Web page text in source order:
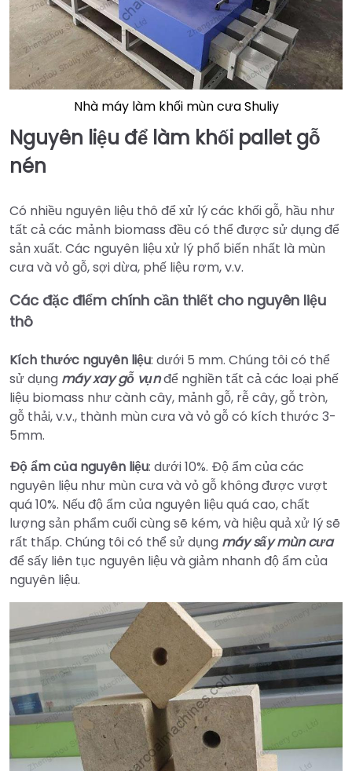
Nhà máy làm khối mùn cưa Shuliy
Nguyên liệu để làm khối pallet gỗ
nén
Có nhiều nguyên liệu thô để xử lý các khối gỗ, hầu như
tất cả các mảnh biomass đều có thể được sử dụng để
sản xuất. Các nguyên liệu xử lý phổ biến nhất là mùn
cưa và vỏ gỗ, sợi dừa, phế liệu rơm, v.v.
Các đặc điểm chính cần thiết cho nguyên liệu
thô
Kích thước nguyên liệu: dưới 5 mm. Chúng tôi có thể
sử dụng máy xay gỗ vụnđể nghiền tất cả các loại phế
liệu biomass như cành cây, mảnh gỗ, rễ cây, gỗ tròn,
gỗ thải, v.v., thành mùn cưa và vỏ gỗ có kích thước 3-
5mm.
Độ ẩm của nguyên liệu: dưới 10%. Độ ẩm của các
nguyên liệu như mùn cưa và vỏ gỗ không được vượt
quá 10%. Nếu độ ẩm của nguyên liệu quá cao, chất
lượng sản phẩm cuối cùng sẽ kém, và hiệu quả xử lý sẽ
rất thấp. Chúng tôi có thể sử dụng máy sấy mùn cưa
để sấy liên tục nguyên liệu và giảm nhanh độ ẩm của
nguyên liệu.